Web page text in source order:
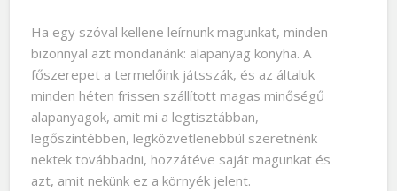
Ha egy szóval kellene leírnunk magunkat, minden
bizonnyal azt mondanánk: alapanyag konyha. A
főszerepet a termelőink játsszák, és az általuk
minden héten frissen szállított magas minőségű
alapanyagok, amit mi a legtisztábban,
legőszintébben, legközvetlenebbül szeretnénk
nektek továbbadni, hozzátéve saját magunkat és
azt, amit nekünk ez a környék jelent.